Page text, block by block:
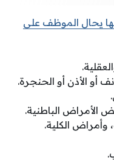
يحال الموظف على
أو الأذن أو الحنجرة.
الأمراض الباطنية.
وأمراض الكلية.